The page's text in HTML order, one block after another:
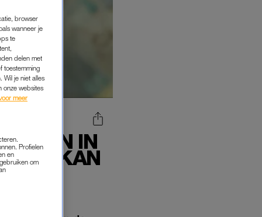
IN
KAN
browser
wanneer je
te
delen met
toestemming
Wil je niet alles
onze websites
meer
Profielen
en
om